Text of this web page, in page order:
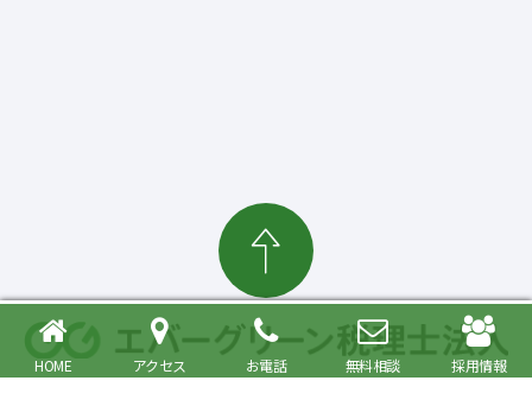
HOME アクセス お電話 無料相談 採用情報